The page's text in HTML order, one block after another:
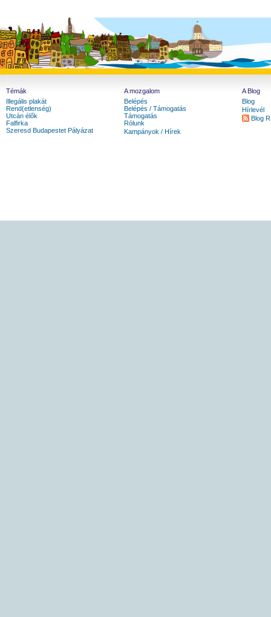
Témák
Illegális plakát
Rend(etlenség)
Utcán élők
Falfirka
Szeresd Budapestet Pályázat
A mozgalom
Belépés
Belépés / Támogatás
Támogatás
Rólunk
Kampányok / Hírek
A Blog
Blog
Hírlevél
Blog